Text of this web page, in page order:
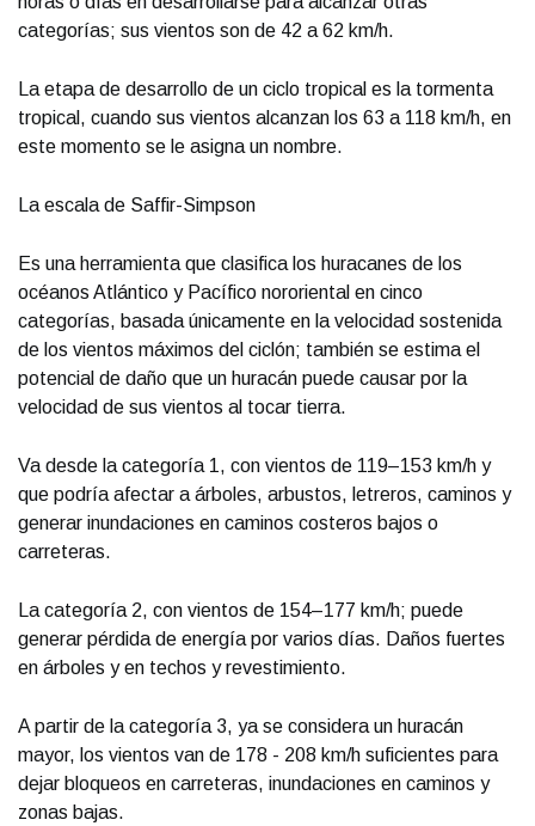
categorías; sus vientos son de 42 a 62 km/h.
La etapa de desarrollo de un ciclo tropical es la tormenta
tropical, cuando sus vientos alcanzan los 63 a 118 km/h, en
este momento se le asigna un nombre.
La escala de Saffir-Simpson
Es una herramienta que clasifica los huracanes de los
océanos Atlántico y Pacífico nororiental en cinco
categorías, basada únicamente en la velocidad sostenida
de los vientos máximos del ciclón; también se estima el
potencial de daño que un huracán puede causar por la
velocidad de sus vientos al tocar tierra.
Va desde la categoría 1, con vientos de 119–153 km/h y
que podría afectar a árboles, arbustos, letreros, caminos y
generar inundaciones en caminos costeros bajos o
carreteras.
La categoría 2, con vientos de 154–177 km/h; puede
generar pérdida de energía por varios días. Daños fuertes
en árboles y en techos y revestimiento.
A partir de la categoría 3, ya se considera un huracán
mayor, los vientos van de 178 - 208 km/h suficientes para
dejar bloqueos en carreteras, inundaciones en caminos y
zonas bajas.